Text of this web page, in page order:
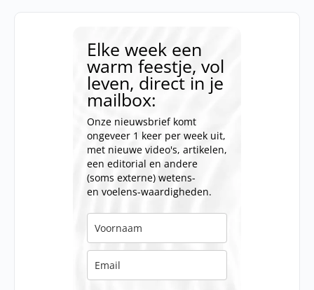
Elke week een
warm feestje, vol
leven, direct in je
mailbox:
Onze nieuwsbrief komt
ongeveer 1 keer per week uit,
met nieuwe video's, artikelen,
een editorial en andere
(soms externe) wetens-
en voelens-waardigheden.